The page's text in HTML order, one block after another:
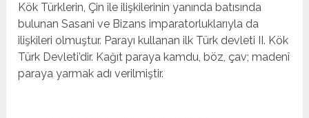
Kök Türklerin, Çin ile ilişkilerinin yanında batısında
bulunan Sasani ve Bizans imparatorluklarıyla da
ilişkileri olmuştur. Parayı kullanan ilk Türk devleti II. Kök
Türk Devleti’dir. Kağıt paraya kamdu, böz, çav; madenî
paraya yarmak adı verilmiştir.